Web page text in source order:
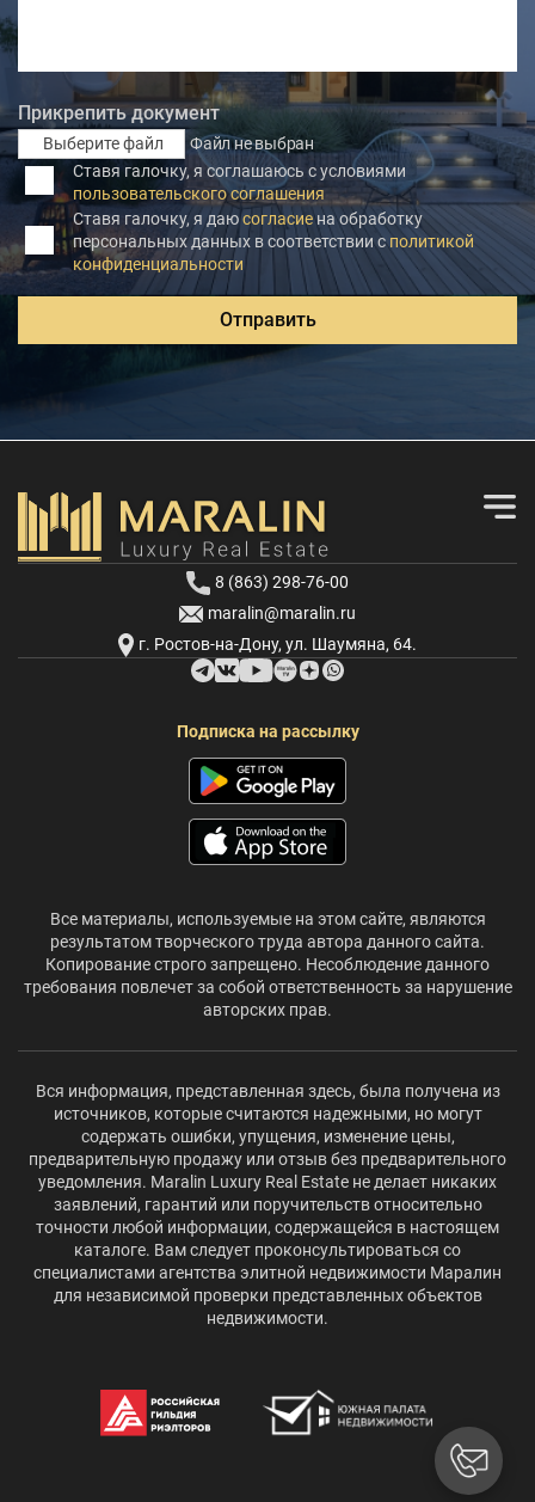
Прикрепить документ
Выберите файл
Файл не выбран
Ставя галочку, я соглашаюсь с условиями
пользовательского соглашения
Ставя галочку, я даюсогласиена обработку
персональных данных в соответствии сполитикой
конфиденциальности
Отправить
8 (863) 298-76-00
maralin@maralin.ru
г. Ростов-на-Дону, ул. Шаумяна, 64.
Подписка на рассылку
Все материалы, используемые на этом сайте, являются
результатом творческого труда автора данного сайта.
Копирование строго запрещено. Несоблюдение данного
требования повлечет за собой ответственность за нарушение
авторских прав.
Вся информация, представленная здесь, была получена из
источников, которые считаются надежными, но могут
содержать ошибки, упущения, изменение цены,
предварительную продажу или отзыв без предварительного
уведомления. Maralin Luxury Real Estate не делает никаких
заявлений, гарантий или поручительств относительно
точности любой информации, содержащейся в настоящем
каталоге. Вам следует проконсультироваться со
специалистами агентства элитной недвижимости Маралин
для независимой проверки представленных объектов
недвижимости.